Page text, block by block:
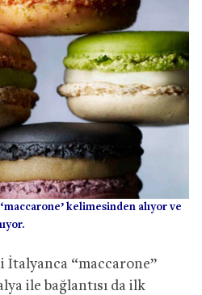
kelimesinden alıyor ve
İtalyanca “maccarone”
ile bağlantısı da ilk